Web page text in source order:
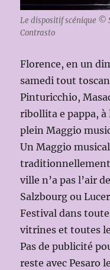
Le dispositif scénique
Contrasto
Florence, en un
samedi tout
Pinturicchio,
ribollita e pappa, à
plein Maggio
Un Maggio
ville n’a pas l’air
Salzbourg ou
Festival dans
vitrines et toutes
Pas de publicité
reste avec Pesaro